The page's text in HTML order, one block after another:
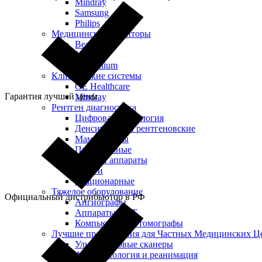
Mindray
Samsung
Philips
Медицинские мониторы
Beacon
Jusha
Millennium
Клинические системы
GE Healthcare
Mindray
Рентген диагностика
Цифровая радиология
Денситометры рентгеновские
Маммографы
Передвижные
Рентген аппараты
С-дуги
Стационарные
Тяжелое оборудование
Ангиографы
Аппараты МРТ
Компьютерные томографы
Лучшие предложения для Частных Медицинских
Ультразвуковые сканеры
Анестезиология и реанимация
Гарантия лучшей цены
Официальный дистрибьютор в РФ